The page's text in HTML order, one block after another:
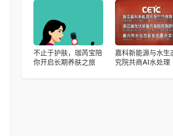
不止于护肤，珈芮宝陪
你开启长期养肤之旅
嘉科新能源与水生
究院共商AI水处理